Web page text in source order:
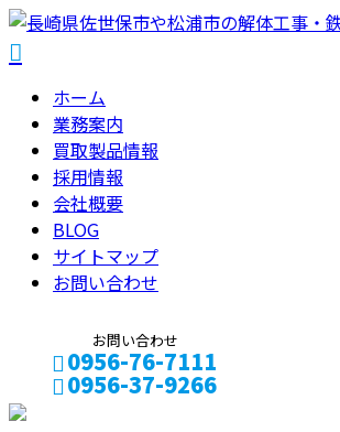
ホーム
業務案内
買取製品情報
採用情報
会社概要
BLOG
サイトマップ
お問い合わせ
お問い合わせ
0956-76-7111
0956-37-9266